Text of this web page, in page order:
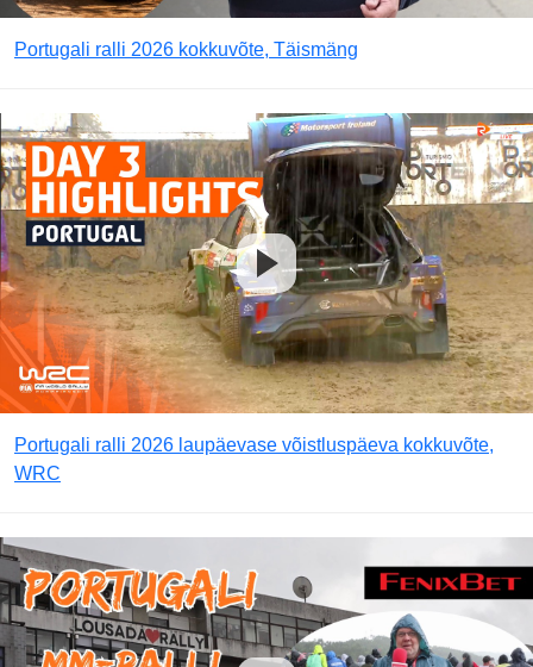
Portugali ralli 2026 kokkuvõte, Täismäng
Portugali ralli 2026 laupäevase võistluspäeva kokkuvõte,
WRC